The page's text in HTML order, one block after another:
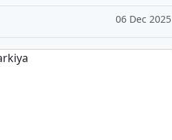
06 Dec 2025